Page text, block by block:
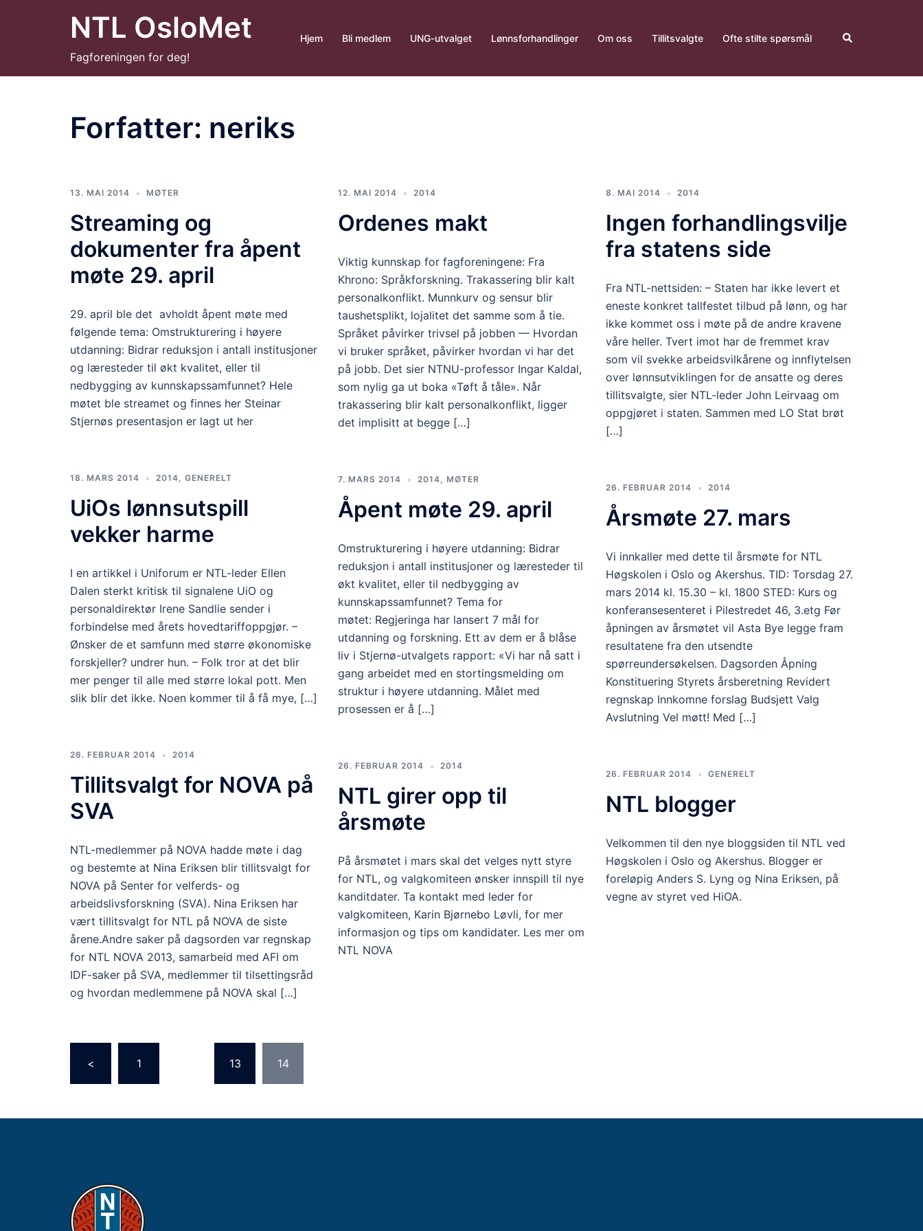
NTL OsloMet
Fagforeningen for deg!
Hjem Bli medlem UNG-utvalget Lønnsforhandlinger Om oss Tillitsvalgte Ofte stilte spørsmål Search
Forfatter: neriks
13. MAI 2014 MØTER
Streaming og
dokumenter fra åpent
møte 29. april
29. april ble det avholdt åpent møte med
følgende tema: Omstrukturering i høyere
utdanning: Bidrar reduksjon i antall institusjoner
og læresteder til økt kvalitet, eller til
nedbygging av kunnskapssamfunnet? Hele
møtet ble streamet og finnes her Steinar
Stjernøs presentasjon er lagt ut her
12. MAI 2014 2014
Ordenes makt
Viktig kunnskap for fagforeningene: Fra
Khrono: Språkforskning. Trakassering blir kalt
personalkonflikt. Munnkurv og sensur blir
taushetsplikt, lojalitet det samme som å tie.
Språket påvirker trivsel på jobben — Hvordan
vi bruker språket, påvirker hvordan vi har det
på jobb. Det sier NTNU-professor Ingar Kaldal,
som nylig ga ut boka «Tøft å tåle». Når
trakassering blir kalt personalkonflikt, ligger
det implisitt at begge […]
8. MAI 2014 2014
Ingen forhandlingsvilje
fra statens side
Fra NTL-nettsiden: – Staten har ikke levert et
eneste konkret tallfestet tilbud på lønn, og har
ikke kommet oss i møte på de andre kravene
våre heller. Tvert imot har de fremmet krav
som vil svekke arbeidsvilkårene og innflytelsen
over lønnsutviklingen for de ansatte og deres
tillitsvalgte, sier NTL-leder John Leirvaag om
oppgjøret i staten. Sammen med LO Stat brøt
[…]
18. MARS 2014 2014, GENERELT
UiOs lønnsutspill
vekker harme
I en artikkel i Uniforum er NTL-leder Ellen
Dalen sterkt kritisk til signalene UiO og
personaldirektør Irene Sandlie sender i
forbindelse med årets hovedtariffoppgjør. –
Ønsker de et samfunn med større økonomiske
forskjeller? undrer hun. – Folk tror at det blir
mer penger til alle med større lokal pott. Men
slik blir det ikke. Noen kommer til å få mye, […]
7. MARS 2014 2014, MØTER
Åpent møte 29. april
Omstrukturering i høyere utdanning: Bidrar
reduksjon i antall institusjoner og læresteder til
økt kvalitet, eller til nedbygging av
kunnskapssamfunnet? Tema for
møtet: Regjeringa har lansert 7 mål for
utdanning og forskning. Ett av dem er å blåse
liv i Stjernø-utvalgets rapport: «Vi har nå satt i
gang arbeidet med en stortingsmelding om
struktur i høyere utdanning. Målet med
prosessen er å […]
26. FEBRUAR 2014 2014
Årsmøte 27. mars
Vi innkaller med dette til årsmøte for NTL
Høgskolen i Oslo og Akershus. TID: Torsdag 27.
mars 2014 kl. 15.30 – kl. 1800 STED: Kurs og
konferansesenteret i Pilestredet 46, 3.etg Før
åpningen av årsmøtet vil Asta Bye legge fram
resultatene fra den utsendte
spørreundersøkelsen. Dagsorden Åpning
Konstituering Styrets årsberetning Revidert
regnskap Innkomne forslag Budsjett Valg
Avslutning Vel møtt! Med […]
26. FEBRUAR 2014 2014
Tillitsvalgt for NOVA på
SVA
NTL-medlemmer på NOVA hadde møte i dag
og bestemte at Nina Eriksen blir tillitsvalgt for
NOVA på Senter for velferds- og
arbeidslivsforskning (SVA). Nina Eriksen har
vært tillitsvalgt for NTL på NOVA de siste
årene.Andre saker på dagsorden var regnskap
for NTL NOVA 2013, samarbeid med AFI om
IDF-saker på SVA, medlemmer til tilsettingsråd
og hvordan medlemmene på NOVA skal […]
26. FEBRUAR 2014 2014
NTL girer opp til
årsmøte
På årsmøtet i mars skal det velges nytt styre
for NTL, og valgkomiteen ønsker innspill til nye
kanditdater. Ta kontakt med leder for
valgkomiteen, Karin Bjørnebo Løvli, for mer
informasjon og tips om kandidater. Les mer om
NTL NOVA
26. FEBRUAR 2014 GENERELT
NTL blogger
Velkommen til den nye bloggsiden til NTL ved
Høgskolen i Oslo og Akershus. Blogger er
foreløpig Anders S. Lyng og Nina Eriksen, på
vegne av styret ved HiOA.
Sidepaginering
< 1 13 14